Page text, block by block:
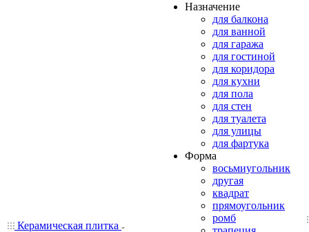
Керамическая плитка
Назначение
для балкона
для ванной
для гаража
для гостиной
для коридора
для кухни
для пола
для стен
для туалета
для улицы
для фартука
Форма
восьмиугольник
другая
квадрат
прямоугольник
ромб